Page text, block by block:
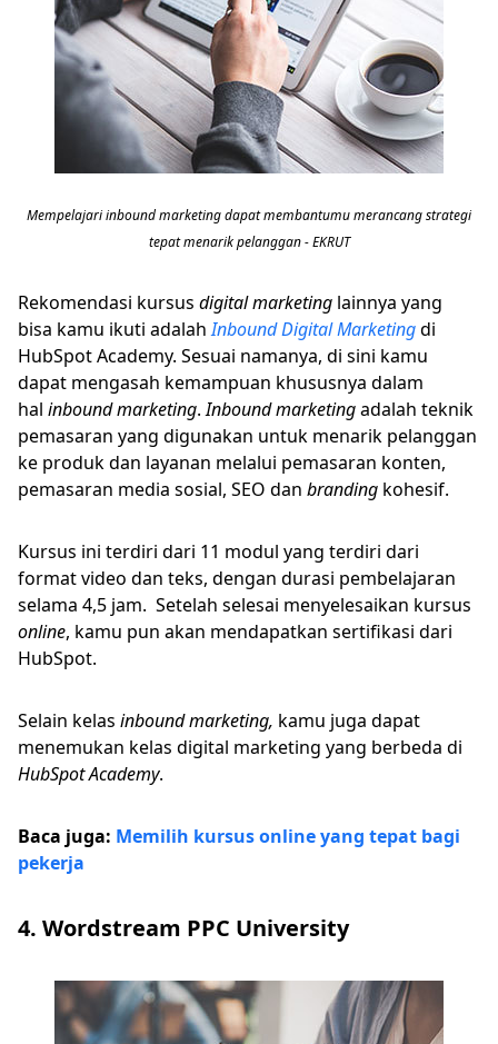
Mempelajari inbound marketing dapat membantumu merancang strategi
tepat menarik pelanggan - EKRUT
Rekomendasi kursus digital marketing lainnya yang
bisa kamu ikuti adalah Inbound Digital Marketingdi
HubSpot Academy. Sesuai namanya, di sini kamu
dapat mengasah kemampuan khususnya dalam
hal inbound marketing.Inbound marketingadalah teknik
pemasaran yang digunakan untuk menarik pelanggan
ke produk dan layanan melalui pemasaran konten,
pemasaran media sosial, SEO dan branding kohesif.
Kursus ini terdiri dari 11 modul yang terdiri dari
format video dan teks, dengan durasi pembelajaran
selama 4,5 jam. Setelah selesai menyelesaikan kursus
online, kamu pun akan mendapatkan sertifikasi dari
HubSpot.
Selain kelas inbound marketing, kamu juga dapat
menemukan kelas digital marketing yang berbeda di
HubSpot Academy.
Baca juga: Memilih kursus online yang tepat bagi
pekerja
4. Wordstream PPC University